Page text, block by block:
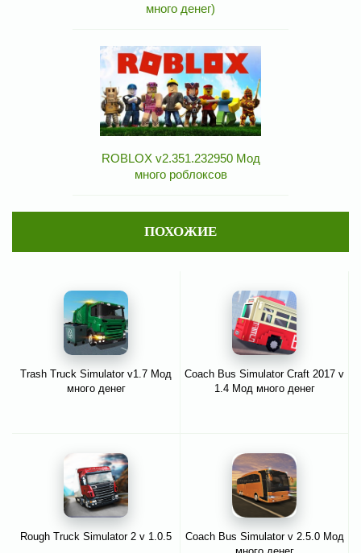
много денег)
ROBLOX v2.351.232950 Мод
много роблоксов
ПОХОЖИЕ
Trash Truck Simulator v1.7 Мод
много денег
Coach Bus Simulator Craft 2017 v
1.4 Мод много денег
Rough Truck Simulator 2 v 1.0.5
Coach Bus Simulator v 2.5.0 Мод